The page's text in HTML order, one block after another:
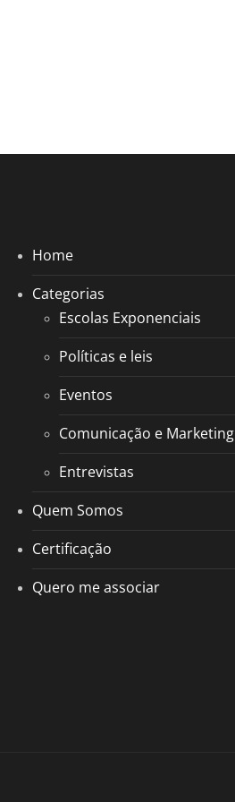
Home
Categorias
Escolas Exponenciais
Políticas e leis
Eventos
Comunicação e Marketing
Entrevistas
Quem Somos
Certificação
Quero me associar